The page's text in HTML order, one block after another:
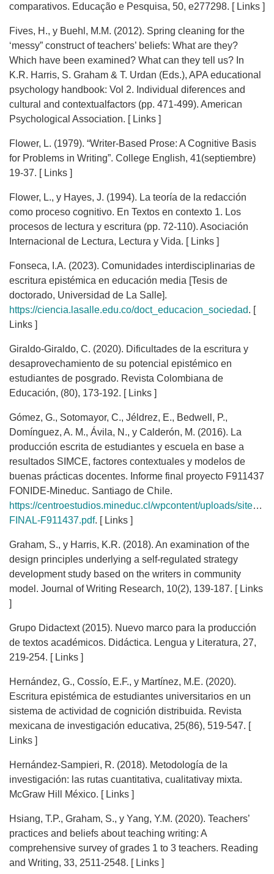
comparativos. Educação e Pesquisa, 50, e277298. [ Links ]
Fives, H., y Buehl, M.M. (2012). Spring cleaning for the
‘messy” construct of teachers’ beliefs: What are they?
Which have been examined? What can they tell us? In
K.R. Harris, S. Graham & T. Urdan (Eds.), APA educational
psychology handbook: Vol 2. Individual diferences and
cultural and contextualfactors (pp. 471-499). American
Psychological Association. [ Links ]
Flower, L. (1979). “Writer-Based Prose: A Cognitive Basis
for Problems in Writing”. College English, 41(septiembre)
19-37. [ Links ]
Flower, L., y Hayes, J. (1994). La teoría de la redacción
como proceso cognitivo. En Textos en contexto 1. Los
procesos de lectura y escritura (pp. 72-110). Asociación
Internacional de Lectura, Lectura y Vida. [ Links ]
Fonseca, I.A. (2023). Comunidades interdisciplinarias de
escritura epistémica en educación media [Tesis de
doctorado, Universidad de La Salle].
https://ciencia.lasalle.edu.co/doct_educacion_sociedad. [
Links ]
Giraldo-Giraldo, C. (2020). Dificultades de la escritura y
desaprovechamiento de su potencial epistémico en
estudiantes de posgrado. Revista Colombiana de
Educación, (80), 173-192. [ Links ]
Gómez, G., Sotomayor, C., Jéldrez, E., Bedwell, P.,
Domínguez, A. M., Ávila, N., y Calderón, M. (2016). La
producción escrita de estudiantes y escuela en base a
resultados SIMCE, factores contextuales y modelos de
buenas prácticas docentes. Informe final proyecto F911437
FONIDE-Mineduc. Santiago de Chile.
https://centroestudios.mineduc.cl/wpcontent/uploads/sites/
FINAL-F911437.pdf. [ Links ]
Graham, S., y Harris, K.R. (2018). An examination of the
design principles underlying a self-regulated strategy
development study based on the writers in community
model. Journal of Writing Research, 10(2), 139-187. [ Links
]
Grupo Didactext (2015). Nuevo marco para la producción
de textos académicos. Didáctica. Lengua y Literatura, 27,
219-254. [ Links ]
Hernández, G., Cossío, E.F., y Martínez, M.E. (2020).
Escritura epistémica de estudiantes universitarios en un
sistema de actividad de cognición distribuida. Revista
mexicana de investigación educativa, 25(86), 519-547. [
Links ]
Hernández-Sampieri, R. (2018). Metodología de la
investigación: las rutas cuantitativa, cualitativay mixta.
McGraw Hill México. [ Links ]
Hsiang, T.P., Graham, S., y Yang, Y.M. (2020). Teachers’
practices and beliefs about teaching writing: A
comprehensive survey of grades 1 to 3 teachers. Reading
and Writing, 33, 2511-2548. [ Links ]